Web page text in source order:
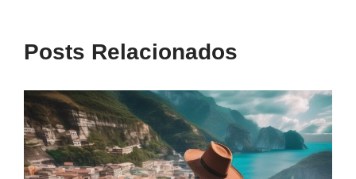
Posts Relacionados